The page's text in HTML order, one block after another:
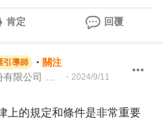
肯定 回覆
引導師 ・ 關注
・ 2024/9/11
上的規定和條件是非常重要